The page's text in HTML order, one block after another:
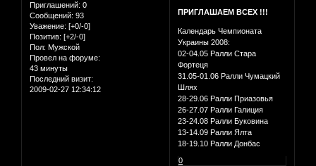
Приглашений: 0
Сообщений: 93
Уважение: [+0/-0]
Позитив: [+2/-0]
Пол: Мужской
Провел на форуме:
43 минуты
Последний визит:
2009-02-27 12:34:12
ПРИГЛАШАЕМ ВСЕХ !!!
Календарь Чемпионата
Украины 2008:
02-04.05 Ралли Стара
Фортеця
31.05-01.06 Ралли Чумацкий
Шлях
28-29.06 Ралли Приазовья
26-27.07 Ралли Галиция
23-24.08 Ралли Буковина
13-14.09 Ралли Ялта
18-19.10 Ралли Донбас
0